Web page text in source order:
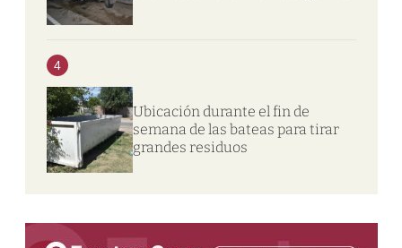
4
Ubicación durante el fin de
semana de las bateas para tirar
grandes residuos